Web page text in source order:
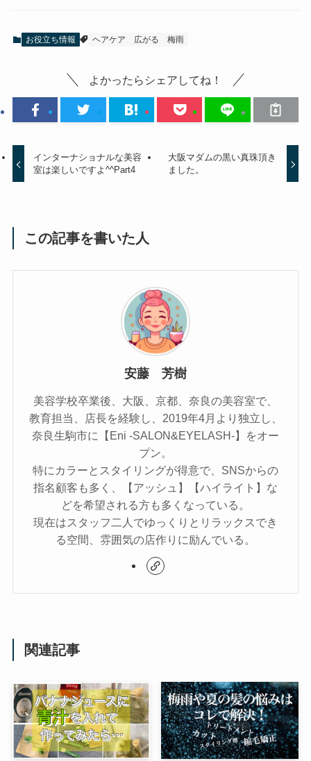
お役立ち情報 ヘアケア 広がる 梅雨
よかったらシェアしてね！
インターナショナルな美容
室は楽しいですよ^^Part4
大阪マダムの黒い真珠頂き
ました。
この記事を書いた人
安藤 芳樹
美容学校卒業後、大阪、京都、奈良の美容室で、
教育担当、店長を経験し、2019年4月より独立し、
奈良生駒市に【Eni -SALON&EYELASH-】をオー
プン。
特にカラーとスタイリングが得意で、SNSからの
指名顧客も多く、【アッシュ】【ハイライト】な
どを希望される方も多くなっている。
現在はスタッフ二人でゆっくりとリラックスでき
る空間、雰囲気の店作りに励んでいる。
関連記事